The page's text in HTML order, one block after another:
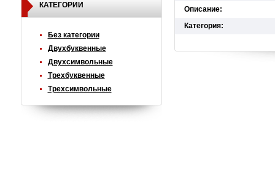
КАТЕГОРИИ
Без категории
Двухбуквенные
Двухсимвольные
Трехбуквенные
Трехсимвольные
Описание:
Категория: